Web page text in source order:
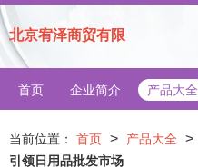
北京宥泽商贸有限
首页 企业简介 产品大全
当前位置： 首页 > 产品大全 >
引领日用品批发市场